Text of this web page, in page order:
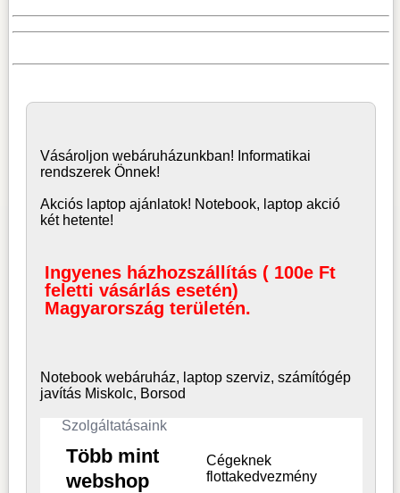
Vásároljonwebáruházunkban! Informatikai
rendszerek Önnek!
Akciós laptop ajánlatok! Notebook, laptop akció
két hetente!
Ingyenes házhozszállítás ( 100e Ft
feletti vásárlás esetén)
Magyarország területén.
Notebook webáruház, laptop szerviz, számítógép
javítás Miskolc, Borsod
Szolgáltatásaink
Több mint
webshop
Cégeknek
flottakedvezmény